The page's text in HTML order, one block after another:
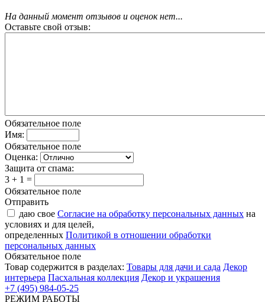
На данный момент отзывов и оценок нет...
Оставьте свой отзыв:
Обязательное поле
Имя:
Обязательное поле
Оценка:
Защита от спама:
3 + 1 =
Обязательное поле
Отправить
даю свое Согласие на обработку персональных данных на
условиях и для целей,
определенных Политикой в отношении обработки
персональных данных
Обязательное поле
Товар содержится в разделах: Товары для дачи и сада Декор
интерьера Пасхальная коллекция Декор и украшения
+7 (495) 984-05-25
РЕЖИМ РАБОТЫ